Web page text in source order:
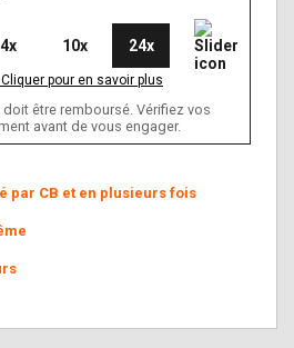
4x 10x 24x
Cliquer pour en savoir plus
être remboursé. Vérifiez vos
avant de vous engager.
par CB et en plusieurs fois